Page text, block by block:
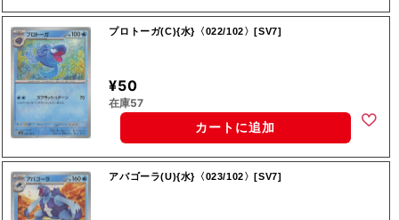
プロトーガ(C){水}〈022/102〉[SV7]
¥50
在庫57
カートに追加
アバゴーラ(U){水}〈023/102〉[SV7]